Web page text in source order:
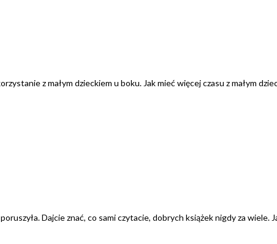
z małym dzieckiem u boku. Jak mieć więcej czasu z małym
Dajcie znać, co sami czytacie, dobrych książek nigdy za wiele.